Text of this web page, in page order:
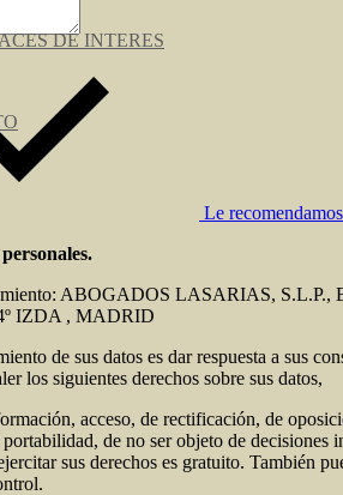
DE INTERES
Le
ABOGADOS LASARIAS, S.L.P.,
IZDA , MADRID
de sus datos es dar respuesta a sus
los siguientes derechos sobre sus datos,
acceso, de rectificación, de
de no ser objeto de decisiones
sus derechos es gratuito. También